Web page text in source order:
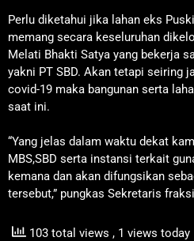
Perlu diketahui jika lahan eks
memang secara keseluruhan
Melati Bhakti Satya yang bekerja
yakni PT SBD. Akan tetapi seiring
covid-19 maka bangunan serta
saat ini.
“Yang jelas dalam waktu dekat
MBS,SBD serta instansi terkait
kemana dan akan difungsikan
tersebut,” pungkas Sekretaris
103 total views , 1 views today